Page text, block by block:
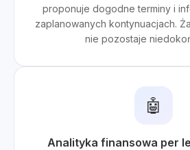
proponuje dogodne terminy i
zaplanowanych kontynuacjach.
nie pozostaje
🤖
Analityka finansowa per